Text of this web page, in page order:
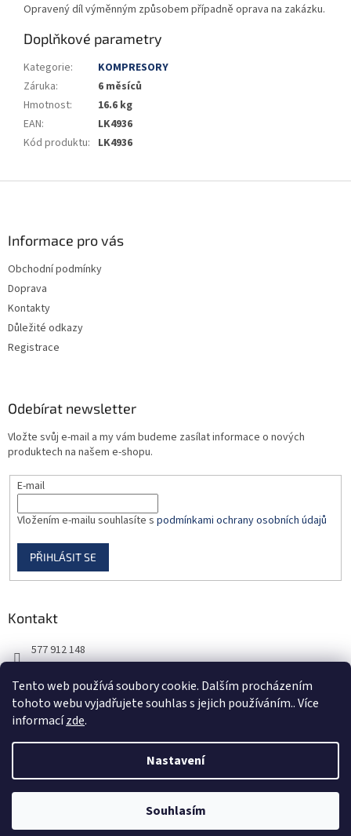
Tento web používá soubory cookie. Dalším procházením
tohoto webu vyjadřujete souhlas s jejich používáním.. Více
informacízde.
Nastavení
Souhlasím
Opravený díl výměnným způsobem případně oprava na zakázku.
Doplňkové parametry
Kategorie:
KOMPRESORY
Záruka:
6 měsíců
Hmotnost:
16.6 kg
EAN:
LK4936
Kód produktu: LK4936
Informace pro vás
Obchodní podmínky
Doprava
Kontakty
Důležité odkazy
Registrace
Odebírat newsletter
Vložte svůj e-mail a my vám budeme zasílat informace o nových
produktech na našem e-shopu.
E-mail
Vložením e-mailu souhlasíte s podmínkami ochrany osobních údajů
PŘIHLÁSIT SE
Kontakt
577 912 148
Vytvořil Shoptet
DORBAS, s.r.o.. Všechna práva vyhrazena.